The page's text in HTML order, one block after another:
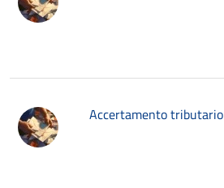
Accertamento tributario